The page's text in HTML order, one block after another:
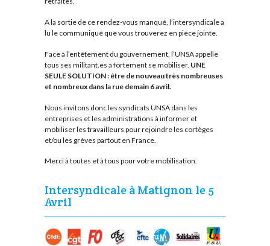
A la sortie de ce rendez-vous manqué, l’intersyndicale a
lu le communiqué que vous trouverez en pièce jointe.
Face à l’entêtement du gouvernement, l’UNSA appelle
tous ses militant.es à fortement se mobiliser. UNE
SEULE SOLUTION : être de nouveau très nombreuses
et nombreux dans la rue demain 6 avril.
Nous invitons donc les syndicats UNSA dans les
entreprises et les administrations à informer et
mobiliser les travailleurs pour rejoindre les cortèges
et/ou les grèves partout en France.
Merci à toutes et à tous pour votre mobilisation.
Intersyndicale à Matignon le 5
Avril